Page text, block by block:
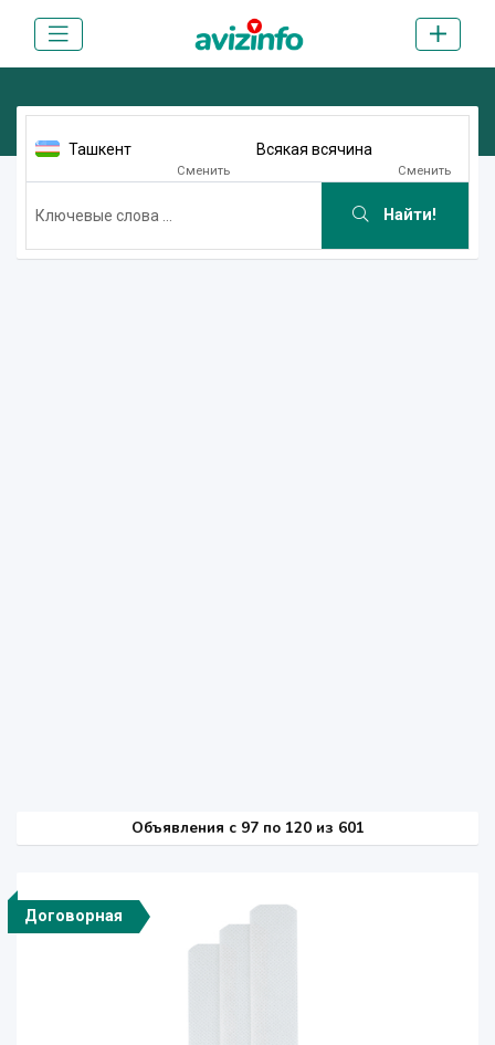
Ташкент
Сменить
Всякая всячина
Сменить
Найти!
Объявления c 97 по 120 из 601
Договорная